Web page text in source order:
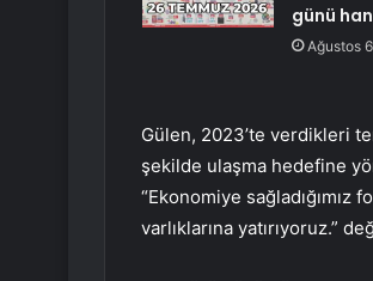
günü
Ağustos
Gülen, 2023’te verdikleri
şekilde ulaşma hedefine
“Ekonomiye sağladığımız
varlıklarına yatırıyoruz.”